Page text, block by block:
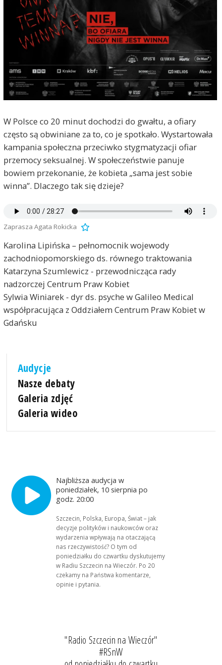
W Polsce co 20 minut dochodzi do gwałtu, a ofiary
często są obwiniane za to, co je spotkało. Wystartowała
kampania społeczna przeciwko stygmatyzacji ofiar
przemocy seksualnej. W społeczeństwie panuje
bowiem przekonanie, że kobieta „sama jest sobie
winna”. Dlaczego tak się dzieje?
Zaprasza Agata Rokicka
Karolina Lipińska – pełnomocnik wojewody
zachodniopomorskiego ds. równego traktowania
Katarzyna Szumlewicz - przewodnicząca rady
nadzorczej Centrum Praw Kobiet
Sylwia Winiarek - dyr ds. psyche w Galileo Medical
współpracująca z Oddziałem Centrum Praw Kobiet w
Gdańsku
Audycje
Nasze debaty
Galeria zdjęć
Galeria wideo
Najbliższa audycja w
poniedziałek, 10 sierpnia po
godz. 20:00
Szczecin, Polska, Europa, Świat – jak
decyzje polityków i naukowców oraz
wydarzenia wpływają na otaczającą
nas rzeczywistość? O tym od
poniedziałku do czwartku dyskutujemy
w Radiu Szczecin na Wieczór. Po 20
czekamy na Państwa komentarze,
opinie i pytania.
"Radio Szczecin na Wieczór"
#RSnW